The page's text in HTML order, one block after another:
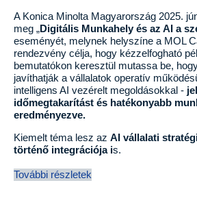
A Konica Minolta Magyarország 2025.
meg „Digitális Munkahely és az AI a
eseményét, melynek helyszíne a MOL
rendezvény célja, hogy kézzelfogható
bemutatókon keresztül mutassa be,
javíthatják a vállalatok operatív
intelligens AI vezérelt megoldásokkal -
időmegtakarítást és hatékonyabb
eredményezve.
Kiemelt téma lesz az AI vállalati
történő integrációja is.
További részletek